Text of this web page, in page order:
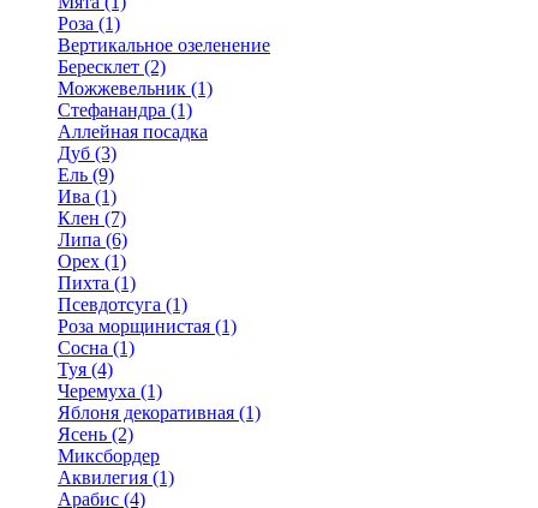
Роза (1)
Вертикальное озеленение
Бересклет (2)
Можжевельник (1)
Стефанандра (1)
Аллейная посадка
Дуб (3)
Ель (9)
Ива (1)
Клен (7)
Липа (6)
Орех (1)
Пихта (1)
Псевдотсуга (1)
Роза морщинистая (1)
Сосна (1)
Туя (4)
Черемуха (1)
Яблоня декоративная (1)
Ясень (2)
Миксбордер
Аквилегия (1)
Арабис (4)